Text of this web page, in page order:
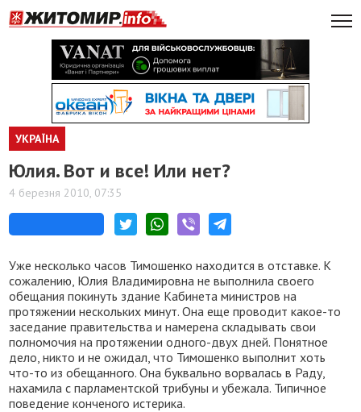
УКРАЇНА
Юлия. Вот и все! Или нет?
4 березня 2010, 07:35
Уже несколько часов Тимошенко находится в отставке. К
сожалению, Юлия Владимировна не выполнила своего
обещания покинуть здание Кабинета министров на
протяжении нескольких минут. Она еще проводит какое-то
заседание правительства и намерена складывать свои
полномочия на протяжении одного-двух дней. Понятное
дело, никто и не ожидал, что Тимошенко выполнит хоть
что-то из обещанного. Она буквально ворвалась в Раду,
нахамила с парламентской трибуны и убежала. Типичное
поведение конченого истерика.